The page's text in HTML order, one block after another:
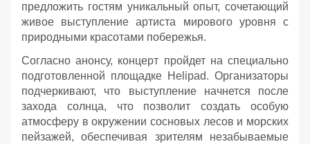
предложить гостям уникальный опыт, сочетающий
живое выступление артиста мирового уровня с
природными красотами побережья.
Согласно анонсу, концерт пройдет на специально
подготовленной площадке Helipad. Организаторы
подчеркивают, что выступление начнется после
захода солнца, что позволит создать особую
атмосферу в окружении сосновых лесов и морских
пейзажей, обеспечивая зрителям незабываемые